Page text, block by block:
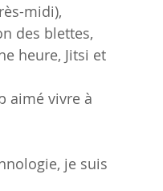
midi),
des blettes,
heure, Jitsi et
aimé vivre à
je suis